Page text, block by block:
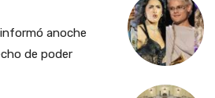
anoche
de poder